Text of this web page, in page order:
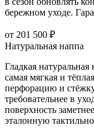
бережном уходе.
от 201 500 ₽
Натуральная наппа
Гладкая
самая мягкая и
перфорацию и
требовательнее в
поверхность
эталонную